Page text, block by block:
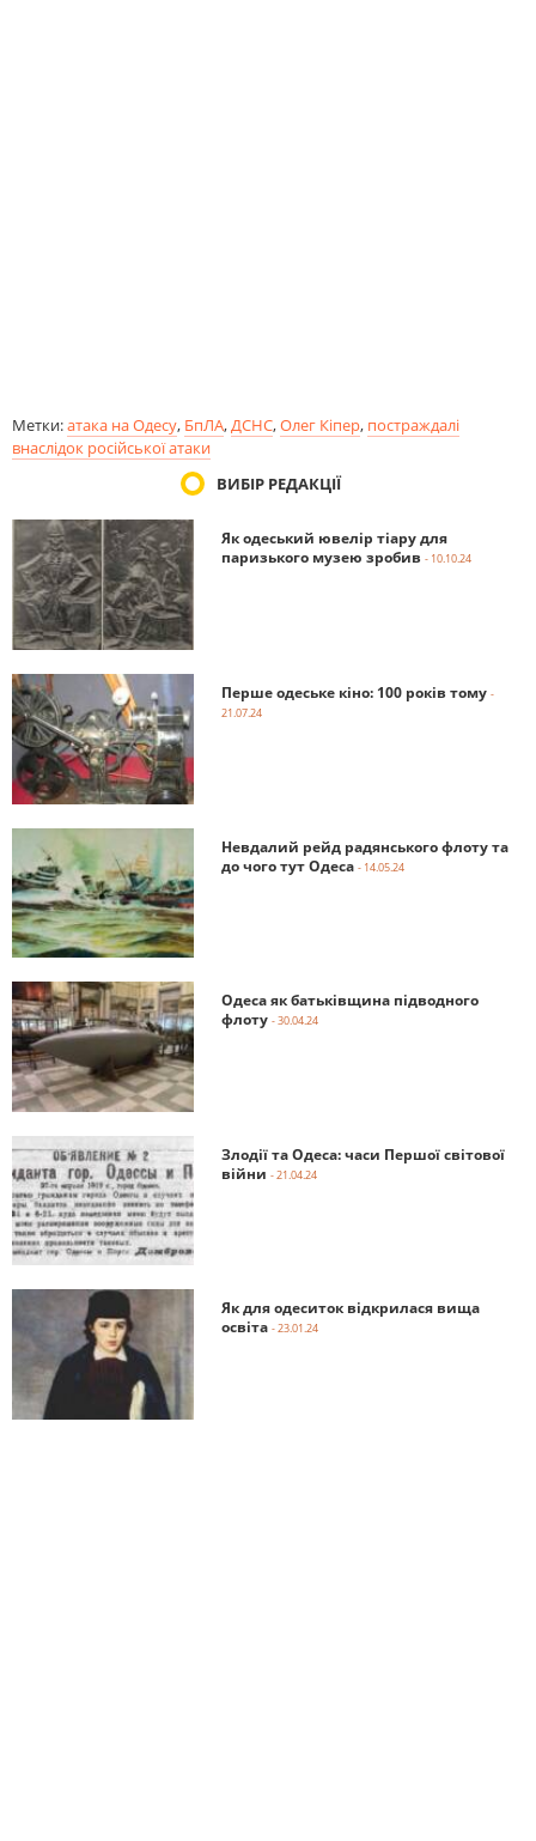
Метки:атака на Одесу, БпЛА,ДСНС,Олег Кіпер, постраждалі
внаслідок російської атаки
ВИБІР РЕДАКЦІЇ
Як одеський ювелір тіару для
паризького музею зробив - 10.10.24
Перше одеське кіно: 100 років тому -
21.07.24
Невдалий рейд радянського флоту та
до чого тут Одеса - 14.05.24
Одеса як батьківщина підводного
флоту - 30.04.24
Злодії та Одеса: часи Першої світової
війни - 21.04.24
Як для одеситок відкрилася вища
освіта - 23.01.24